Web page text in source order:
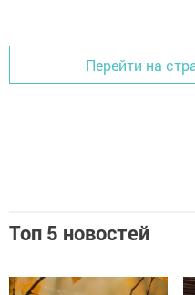
Перейти на
Топ 5 новостей